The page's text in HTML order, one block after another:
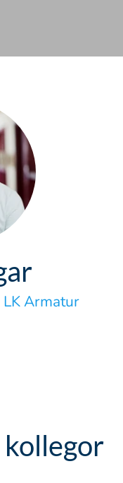
LK Armatur
kollegor